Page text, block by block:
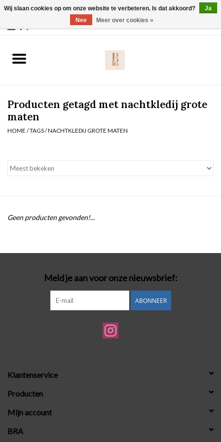
Slip
Body
Homewear
Producten getagd met nachtkledij grote
maten
HOME /TAGS/NACHTKLEDIJ GROTE MATEN
Geen producten gevonden!...
Meld je aan voor onze nieuwsbrief:
ABONNEER
Klantenservice
Producten
Mijn account
BRA
Wij slaan cookies op om onze website te verbeteren. Is dat akkoord?
Ja
Nee
Meer over cookies »
Webshop werkt met EU maten. .